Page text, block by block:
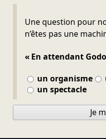
Une question pour
n’êtes pas une
« En attendant
un organisme
un spectacle
Ne pas remplir
Je